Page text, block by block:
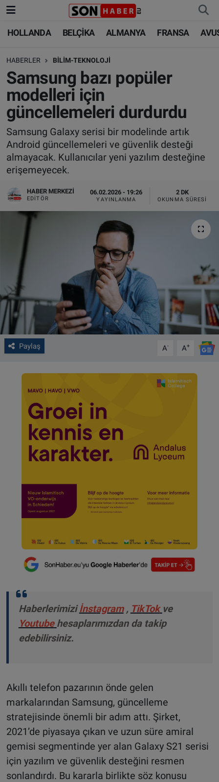
HOLLANDA BELÇİKA ALMANYA FRANSA
HABERLER BİLİM-TEKNOLOJİ
Samsung bazı popüler
modelleri için
güncellemeleri durdurdu
Samsung Galaxy serisi bir modelinde artık
Android güncellemeleri ve güvenlik desteği
almayacak. Kullanıcılar yeni yazılım desteğine
erişemeyecek.
HABER MERKEZI
EDITÖR
06.02.2026 - 19:26
YAYINLANMA
2 DK
OKUNMA SÜRESI
Paylaş A- A+
Haberlerimiziİnstagram , TikTok ve
Youtube hesaplarımızdan da takip
edebilirsiniz.
Akıllı telefon pazarının önde gelen
markalarından Samsung, güncelleme
stratejisinde önemli bir adım attı. Şirket,
2021’de piyasaya çıkan ve uzun süre amiral
gemisi segmentinde yer alan Galaxy S21 serisi
için yazılım ve güvenlik desteğini resmen
sonlandırdı. Bu kararla birlikte söz konusu
HOLLANDA
BELÇİKA
ALMANYA
FRANSA
AVUSTURYA
SAĞLIK - YAŞAM
BİLİM-TEKNOLOJİ
HOLLANDA
BELÇİKA
ALMANYA
TÜRKİYE
DÜNYA
BİLİM-TEKNOLOJİ
SAĞLIK
FOTO GALERİ
ALGEMENE VOORWAARDEN
CONTACT
Çerez Politikası
Nöbetçi Eczaneler
Hava Durumu
Trafik Durumu
Süper Lig Puan Durumu ve Fikstür
Tüm Manşetler
Son Dakika Haberleri
Haber Arşivi